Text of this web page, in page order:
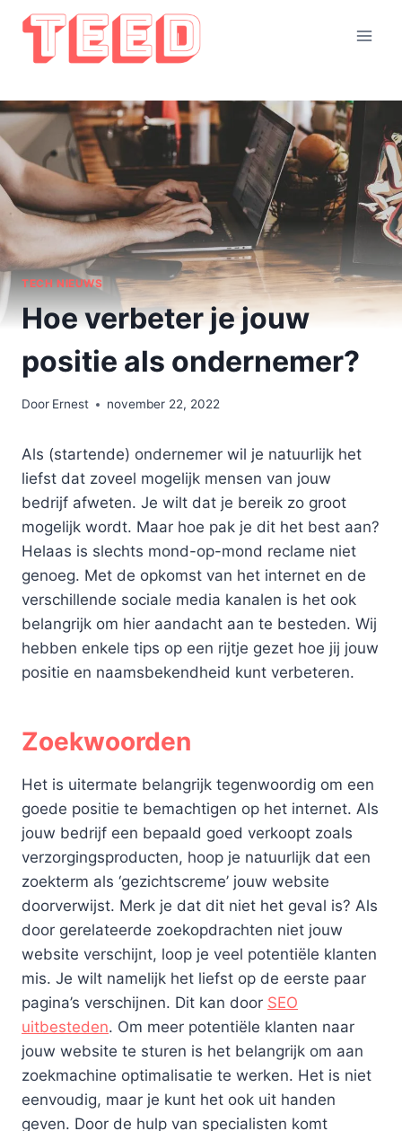
Doorgaan
naar
inhoud
TECH NIEUWS
Hoe verbeter je jouw
positie als ondernemer?
Door Ernest november 22, 2022
Als (startende) ondernemer wil je natuurlijk het
liefst dat zoveel mogelijk mensen van jouw
bedrijf afweten. Je wilt dat je bereik zo groot
mogelijk wordt. Maar hoe pak je dit het best aan?
Helaas is slechts mond-op-mond reclame niet
genoeg. Met de opkomst van het internet en de
verschillende sociale media kanalen is het ook
belangrijk om hier aandacht aan te besteden. Wij
hebben enkele tips op een rijtje gezet hoe jij jouw
positie en naamsbekendheid kunt verbeteren.
Zoekwoorden
Het is uitermate belangrijk tegenwoordig om een
goede positie te bemachtigen op het internet. Als
jouw bedrijf een bepaald goed verkoopt zoals
verzorgingsproducten, hoop je natuurlijk dat een
zoekterm als ‘gezichtscreme’ jouw website
doorverwijst. Merk je dat dit niet het geval is? Als
door gerelateerde zoekopdrachten niet jouw
website verschijnt, loop je veel potentiële klanten
mis. Je wilt namelijk het liefst op de eerste paar
pagina’s verschijnen. Dit kan door SEO
uitbesteden. Om meer potentiële klanten naar
jouw website te sturen is het belangrijk om aan
zoekmachine optimalisatie te werken. Het is niet
eenvoudig, maar je kunt het ook uit handen
geven. Door de hulp van specialisten komt